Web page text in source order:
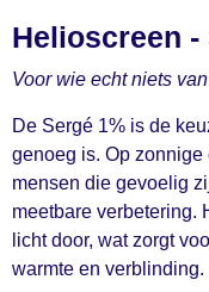
Helioscreen -
Voor wie echt niets
De Sergé 1% is de
genoeg is. Op
mensen die gevoelig
meetbare verbetering.
licht door, wat zorgt
warmte en verblinding.